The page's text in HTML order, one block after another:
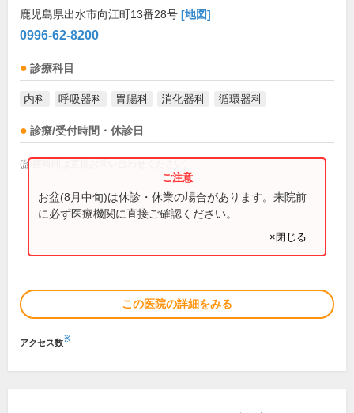
鹿児島県出水市向江町13番28号 [地図]
0996-62-8200
診療科目
内科 呼吸器科 胃腸科 消化器科 循環器科
診療/受付時間・休診日
(診療時間は直接お問い合わせください)
お盆(8月中旬)は休診・休業の場合があります。来院前
に必ず医療機関に直接ご確認ください。
×閉じる
この医院の詳細をみる
アクセス数※